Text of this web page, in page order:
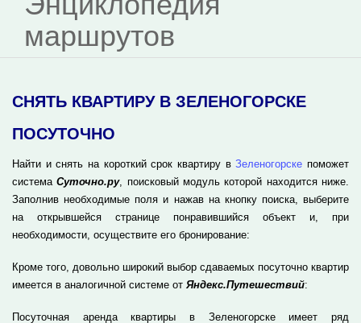
маршрутов
СНЯТЬ КВАРТИРУ В ЗЕЛЕНОГОРСКЕ
ПОСУТОЧНО
Найти и снять на короткий срок квартиру вЗеленогорске поможет
системаСуточно.ру, поисковый модуль которой находится ниже.
Заполнив необходимые поля и нажав на кнопку поиска, выберите
на открывшейся странице понравившийся объект и, при
необходимости, осуществите его бронирование:
Кроме того, довольно широкий выбор сдаваемых посуточно квартир
имеется в аналогичной системе от Яндекс.Путешествий:
Посуточная аренда квартиры в Зеленогорске имеет ряд